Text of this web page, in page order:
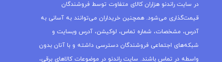
در سایت راندنو هزاران کالای متفاوت توسط فروشندگان
قیمت‌گذاری می‌شود. همچنین خریداران می‌توانند به آسانی به
آدرس، مشخصات، شماره تماس، لوکیشن، آدرس وبسایت و
شبکه‌های اجتماعی فروشندگان دسترسی داشته و با آنان بدون
واسطه در تماس باشند. سایت راندنو در موضوعات کالاهای برقی،